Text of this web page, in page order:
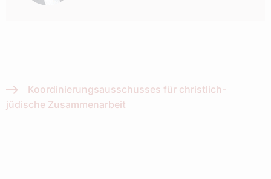
Koordinierungsausschusses für christlich-
jüdische Zusammenarbeit